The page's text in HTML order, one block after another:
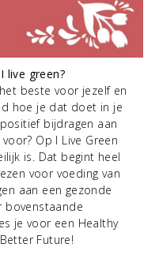
live green?
beste voor jezelf en
hoe je dat doet in je
bijdragen aan
Op I Live Green
is. Dat begint heel
voor voeding van
aan een gezonde
bovenstaande
je voor een Healthy
Future!